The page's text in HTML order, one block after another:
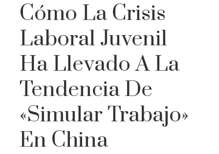
Cómo La Crisis
Laboral Juvenil
Ha Llevado A La
Tendencia De
«simular Trabajo»
En China